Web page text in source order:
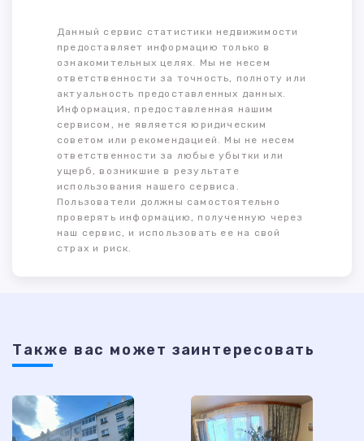
Данный сервис статистики недвижимости
предоставляет информацию только в
ознакомительных целях. Мы не несем
ответственности за точность, полноту или
актуальность предоставленных данных.
Информация, предоставленная нашим
сервисом, не является юридическим
советом или рекомендацией. Мы не несем
ответственности за любые убытки или
ущерб, возникшие в результате
использования нашего сервиса.
Пользователи должны самостоятельно
проверять информацию, полученную через
наш сервис, и использовать ее на свой
страх и риск.
Также ваc может заинтересовать